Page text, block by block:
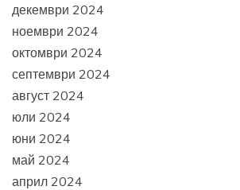
декември 2024
ноември 2024
октомври 2024
септември 2024
август 2024
юли 2024
юни 2024
май 2024
април 2024